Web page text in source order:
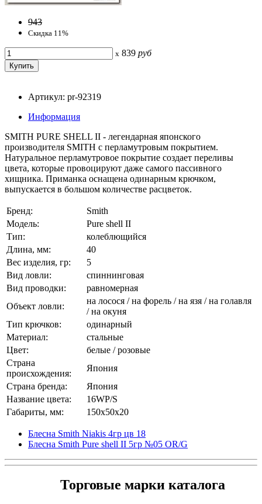
943
Скидка 11%
x 839 руб
Артикул: pr-92319
Информация
SMITH PURE SHELL II - легендарная японского
производителя SMITH с перламутровым покрытием.
Натуральное перламутровое покрытие создает переливы
цвета, которые провоцируют даже самого пассивного
хищника. Приманка оснащена одинарным крючком,
выпускается в большом количестве расцветок.
Бренд:
Smith
Модель:
Pure shell II
Тип:
колеблющийся
Длина, мм:
40
Вес изделия, гр:
5
Вид ловли:
спиннинговая
Вид проводки:
равномерная
Объект ловли:
на лосося / на форель / на язя / на голавля
/ на окуня
Тип крючков:
одинарный
Материал:
стальные
Цвет:
белые / розовые
Страна
происхождения:
Япония
Страна бренда:
Япония
Название цвета:
16WP/S
Габариты, мм:
150x50x20
Блесна Smith Niakis 4гр цв 18
Блесна Smith Pure shell II 5гр №05 OR/G
Торговые марки каталога